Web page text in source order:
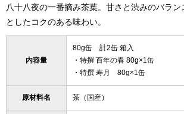
八十八夜の一番摘み茶葉。甘さと渋みのバラン
としたコクのある味わい。
内容量
80g缶 計2缶 箱入
・特撰 百年の春 80g×1缶
・特撰 寿月 80g×1缶
原材料名 茶（国産）